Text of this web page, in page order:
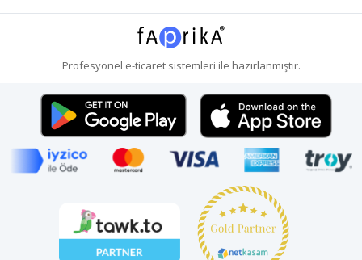
Profesyonel e-ticaretsistemleri ile hazırlanmıştır.